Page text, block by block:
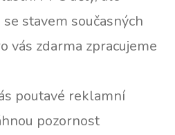
stavem současných
vás zdarma zpracujeme
poutavé reklamní
pozornost